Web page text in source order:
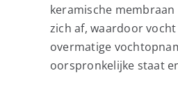
keramische
zich af, waardoor
overmatige
oorspronkelijke staat